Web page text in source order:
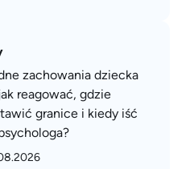
zachowania dziecka
reagować, gdzie
granice i kiedy iść